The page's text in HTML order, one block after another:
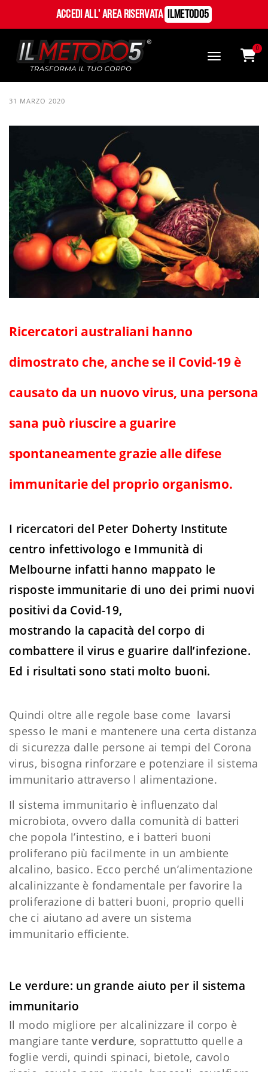
Accedi all' Area Riservata ILMetodo5
0
31 MARZO 2020
Ricercatori australiani hanno
dimostrato che, anche se il Covid-19 è
causato da un nuovo virus, una persona
sana può riuscire a guarire
spontaneamente grazie alle difese
immunitarie del proprio organismo.
I ricercatori del Peter Doherty Institute
centro infettivologo e Immunità di
Melbourne infatti hanno mappato le
risposte immunitarie di uno dei primi nuovi
positivi da Covid-19,
mostrando la capacità del corpo di
combattere il virus e guarire dall’infezione.
Ed i risultati sono stati molto buoni.
Quindi oltre alle regole base come lavarsi
spesso le mani e mantenere una certa distanza
di sicurezza dalle persone ai tempi del Corona
virus, bisogna rinforzare e potenziare il sistema
immunitario attraverso l alimentazione.
Il sistema immunitario è influenzato dal
microbiota, ovvero dalla comunità di batteri
che popola l’intestino, e i batteri buoni
proliferano più facilmente in un ambiente
alcalino, basico. Ecco perché un’alimentazione
alcalinizzante è fondamentale per favorire la
proliferazione di batteri buoni, proprio quelli
che ci aiutano ad avere un sistema
immunitario efficiente.
Le verdure: un grande aiuto per il sistema
immunitario
Il modo migliore per alcalinizzare il corpo è
mangiare tanteverdure, soprattutto quelle a
foglie verdi, quindi spinaci, bietole, cavolo